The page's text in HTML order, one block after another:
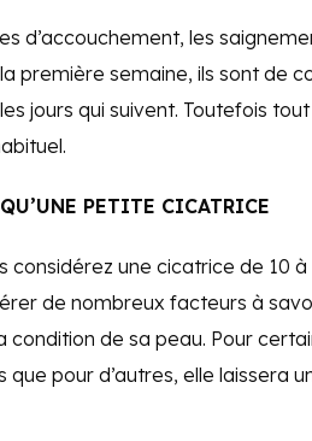
d’accouchement, les
première semaine, ils sont de
jours qui suivent. Toutefois
PETITE CICATRICE
considérez une cicatrice de 10
de nombreux facteurs à
condition de sa peau. Pour
pour d’autres, elle laissera